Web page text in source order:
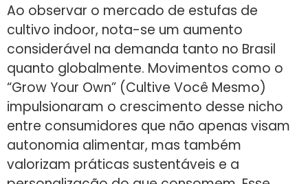
Ao observar o mercado de estufas de
cultivo indoor, nota-se um aumento
considerável na demanda tanto no Brasil
quanto globalmente. Movimentos como o
“Grow Your Own” (Cultive Você Mesmo)
impulsionaram o crescimento desse nicho
entre consumidores que não apenas visam
autonomia alimentar, mas também
valorizam práticas sustentáveis e a